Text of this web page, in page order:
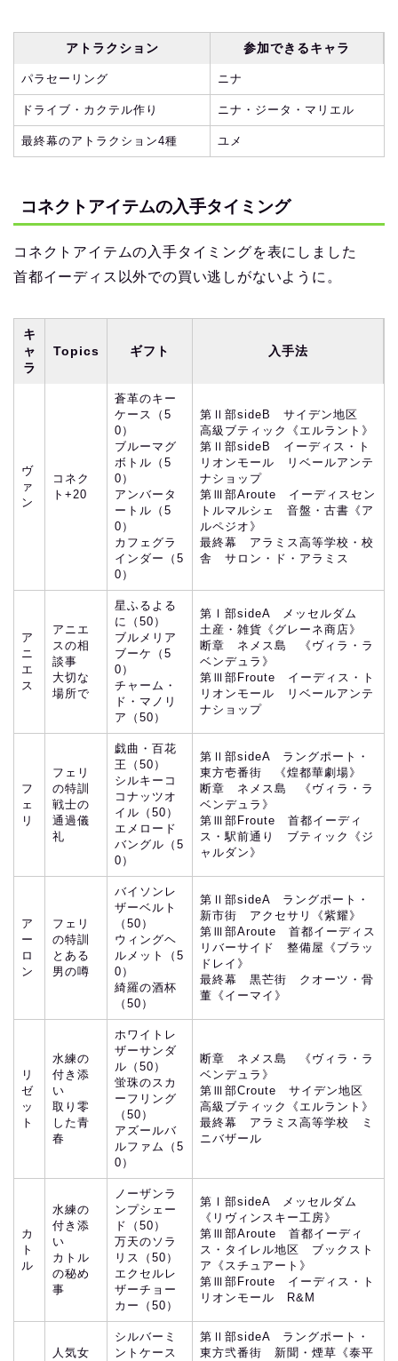
アトラクション 参加できるキャラ
パラセーリング ニナ
ドライブ・カクテル作り ニナ・ジータ・マリエル
最終幕のアトラクション4種 ユメ
コネクトアイテムの入手タイミング
コネクトアイテムの入手タイミングを表にしました
首都イーディス以外での買い逃しがないように。
キ
ャ
ラ
Topics ギフト 入手法
ヴ
ァ
ン
コネク
ト+20
蒼革のキー
ケース（5
0）
ブルーマグ
ボトル（5
0）
アンバータ
ートル（5
0）
カフェグラ
インダー（5
0）
第Ⅱ部sideB サイデン地区
高級ブティック《エルラント》
第Ⅱ部sideB イーディス・ト
リオンモール リベールアンテ
ナショップ
第Ⅲ部Aroute イーディスセン
トルマルシェ 音盤・古書《ア
ルペジオ》
最終幕 アラミス高等学校・校
舎 サロン・ド・アラミス
ア
ニ
エ
ス
アニエ
スの相
談事
大切な
場所で
星ふるよる
に（50）
ブルメリア
ブーケ（5
0）
チャーム・
ド・マノリ
ア（50）
第Ⅰ部sideA メッセルダム
土産・雑貨《グレーネ商店》
断章 ネメス島 《ヴィラ・ラ
ベンデュラ》
第Ⅲ部Froute イーディス・ト
リオンモール リベールアンテ
ナショップ
フ
ェ
リ
フェリ
の特訓
戦士の
通過儀
礼
戯曲・百花
王（50）
シルキーコ
コナッツオ
イル（50）
エメロード
バングル（5
0）
第Ⅱ部sideA ラングポート・
東方壱番街 《煌都華劇場》
断章 ネメス島 《ヴィラ・ラ
ベンデュラ》
第Ⅲ部Froute 首都イーディ
ス・駅前通り ブティック《ジ
ャルダン》
ア
ー
ロ
ン
フェリ
の特訓
とある
男の噂
バイソンレ
ザーベルト
（50）
ウィングヘ
ルメット（5
0）
綺羅の酒杯
（50）
第Ⅱ部sideA ラングポート・
新市街 アクセサリ《紫耀》
第Ⅲ部Aroute 首都イーディス
リバーサイド 整備屋《ブラッ
ドレイ》
最終幕 黒芒街 クオーツ・骨
董《イーマイ》
リ
ゼ
ッ
ト
水練の
付き添
い
取り零
した青
春
ホワイトレ
ザーサンダ
ル（50）
蛍珠のスカ
ーフリング
（50）
アズールバ
ルファム（5
0）
断章 ネメス島 《ヴィラ・ラ
ベンデュラ》
第Ⅲ部Croute サイデン地区
高級ブティック《エルラント》
最終幕 アラミス高等学校 ミ
ニバザール
カ
ト
ル
水練の
付き添
い
カトル
の秘め
事
ノーザンラ
ンプシェー
ド（50）
万天のソラ
リス（50）
エクセルレ
ザーチョー
カー（50）
第Ⅰ部sideA メッセルダム
《リヴィンスキー工房》
第Ⅲ部Aroute 首都イーディ
ス・タイレル地区 ブックスト
ア《スチュアート》
第Ⅲ部Froute イーディス・ト
リオンモール R&M
人気女
シルバーミ
ントケース
第Ⅱ部sideA ラングポート・
東方弐番街 新聞・煙草《泰平